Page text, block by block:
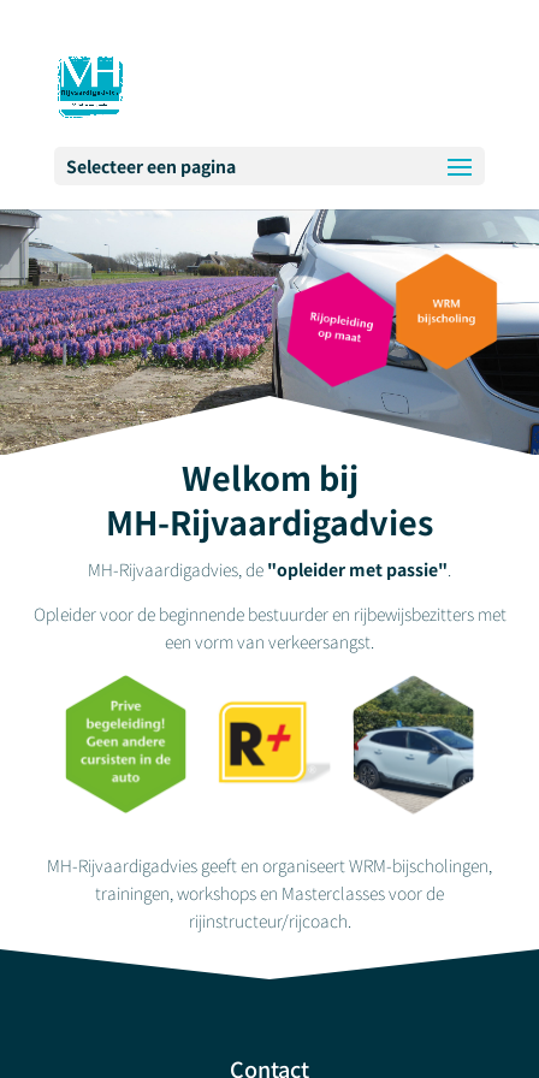
Selecteer een pagina
Welkom bij
MH-Rijvaardigadvies
MH-Rijvaardigadvies, de "opleider met passie".
Opleider voor de beginnende bestuurder en rijbewijsbezitters met
een vorm van verkeersangst.
MH-Rijvaardigadvies geeft en organiseert WRM-bijscholingen,
trainingen, workshops en Masterclasses voor de
rijinstructeur/rijcoach.
Contact